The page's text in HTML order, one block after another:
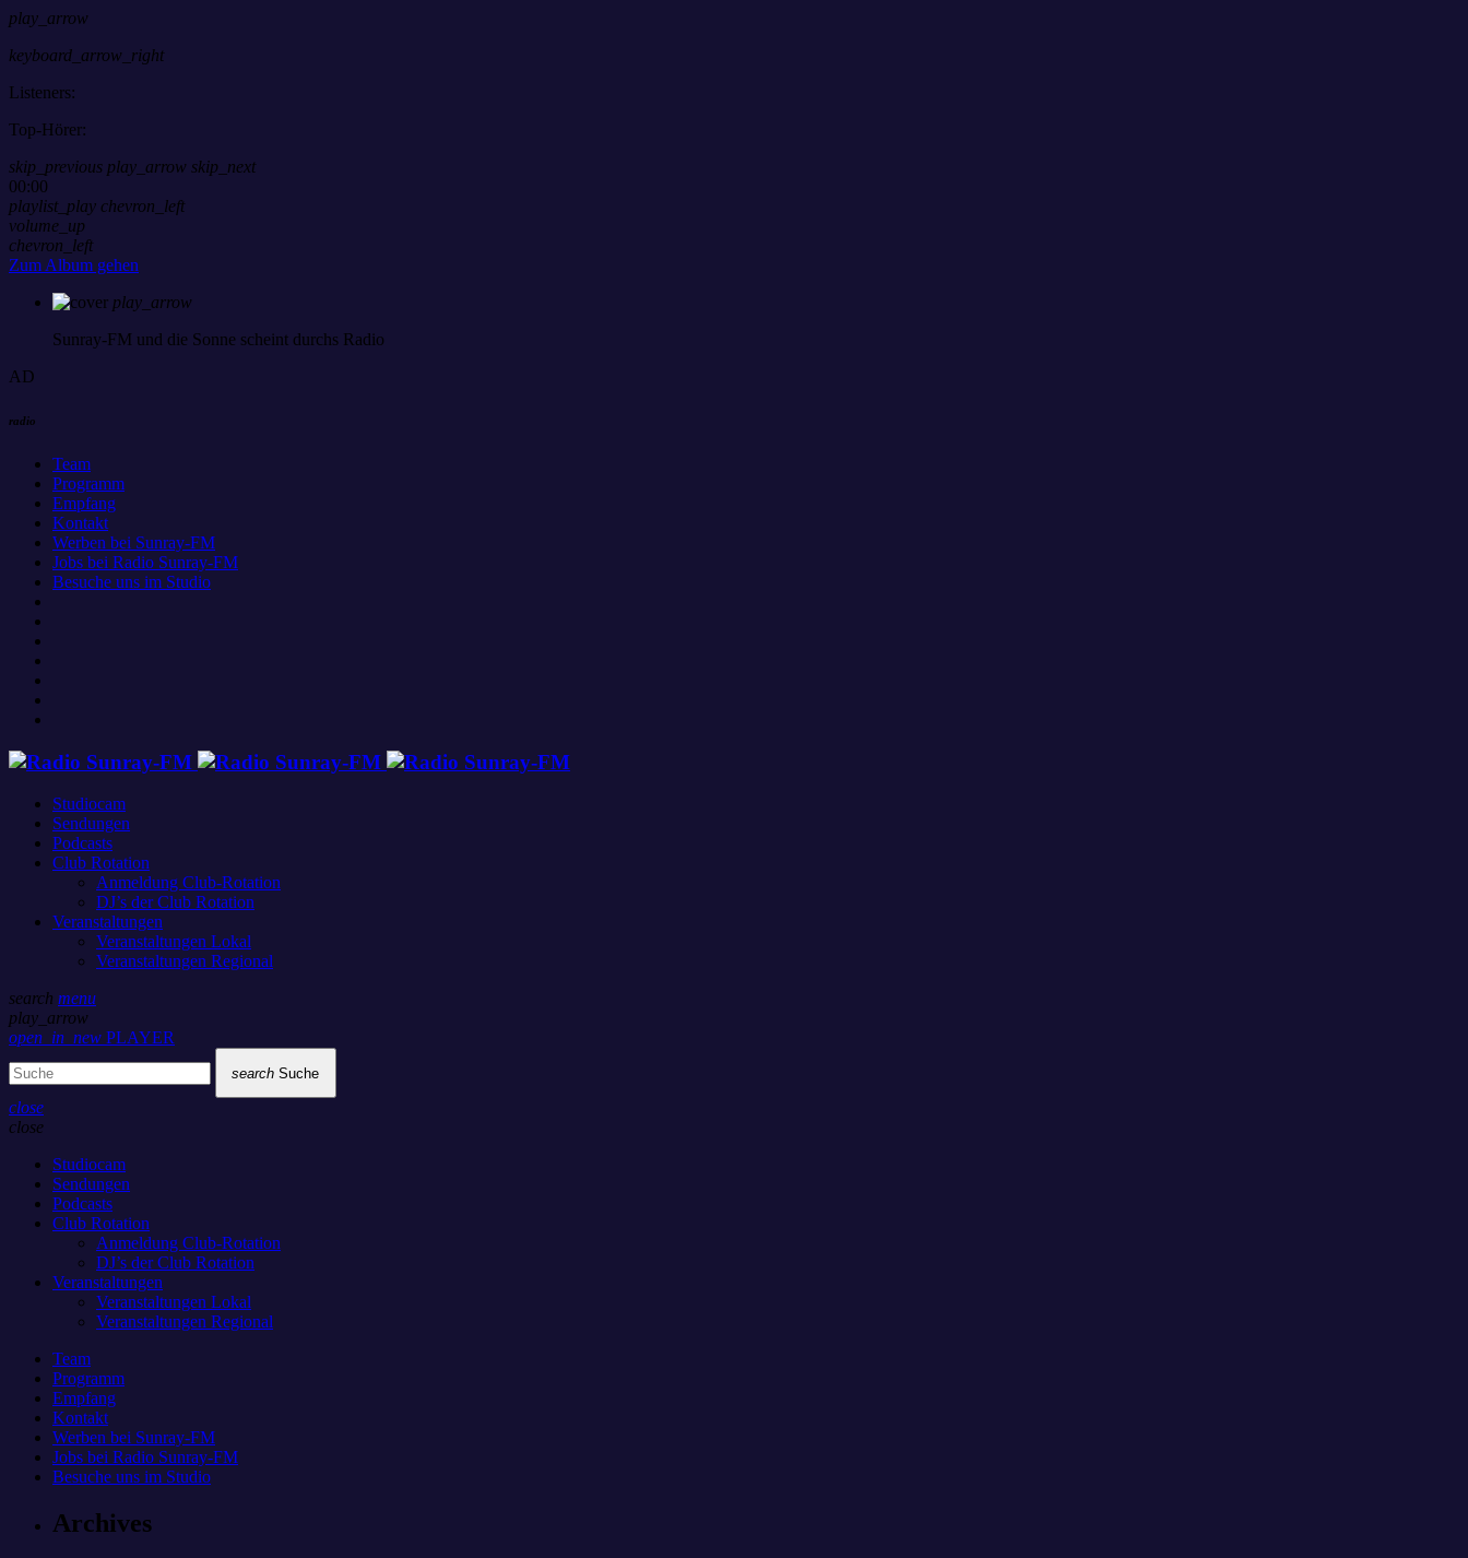
play_arrow
keyboard_arrow_right
Listeners:
Top-Hörer:
skip_previous play_arrow skip_next
00:00
playlist_play chevron_left
volume_up
chevron_left
Zum Album gehen
play_arrow
Sunray-FM und die Sonne scheint durchs Radio
AD
radio
Team
Programm
Empfang
Kontakt
Werben bei Sunray-FM
Jobs bei Radio Sunray-FM
Besuche uns im Studio
Studiocam
Sendungen
Podcasts
Club Rotation
Anmeldung Club-Rotation
DJ’s der Club Rotation
Veranstaltungen
Veranstaltungen Lokal
Veranstaltungen Regional
search menu
play_arrow
open_in_new PLAYER
search Suche
close
close
Studiocam
Sendungen
Podcasts
Club Rotation
Anmeldung Club-Rotation
DJ’s der Club Rotation
Veranstaltungen
Veranstaltungen Lokal
Veranstaltungen Regional
Team
Programm
Empfang
Kontakt
Werben bei Sunray-FM
Jobs bei Radio Sunray-FM
Besuche uns im Studio
Archives